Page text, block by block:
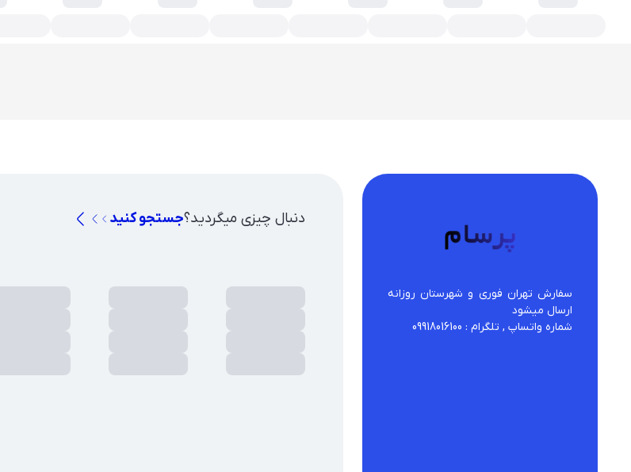
شماره واتساپ , تلگرام : 09918016100
دنبال چیزی میگردید؟جستجو کنید